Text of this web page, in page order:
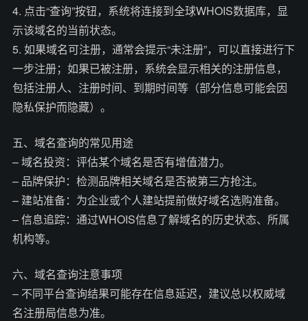
4. 点击“查询”按钮，系统将连接到全球WHOIS数据库，显
示该域名的当前状态。
5. 如果域名可注册，通常会提示“未注册”，可以直接进行下
一步注册；如果已被注册，系统会显示相关的注册信息，
包括注册人、注册时间、到期时间等（部分信息可能会因
隐私保护而隐藏）。
五、域名查询的常见用途
– 域名投资：评估某个域名是否有增值潜力。
– 品牌保护：检测品牌相关域名是否被第三方抢注。
– 建站准备：为企业或个人建站提前做好域名选购准备。
– 信息追踪：通过WHOIS信息了解域名的历史状态、所属
机构等。
六、域名查询注意事项
– 不同平台查询结果可能存在信息延迟，建议总以权威域
名注册局信息为准。